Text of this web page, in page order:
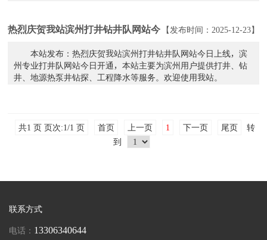
【发布时间：2025-12-23】
热烈庆贺我站滨州打井钻井队网站今
日上线~！本站发布：热烈庆贺我站滨州打井钻井队网站今日上线，滨
州专业打井队网站今日开通，本站主要为滨州用户提供打井、钻
井、地源热泵井钻探、工程降水等服务。欢迎使用我站。
共1 页 页次:1/1 页 首页 上一页 1 下一页 尾页
转
到
联系方式
电话： 13306340644